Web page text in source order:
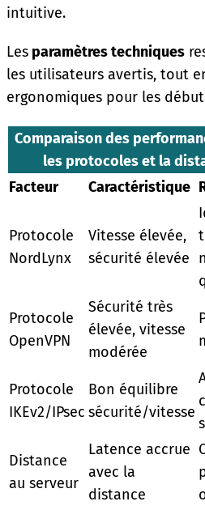
intuitive.
Les paramètres techniques
les utilisateurs avertis, tout
ergonomiques pour les
Comparaison des
les protocoles et la
Facteur
Caractéristique
Protocole
NordLynx
Vitesse élevée,
sécurité élevée
Protocole
OpenVPN
Sécurité très
élevée, vitesse
modérée
Protocole
IKEv2/IPsec
Bon équilibre
sécurité/vitesse
Distance
au serveur
Latence accrue
avec la
distance